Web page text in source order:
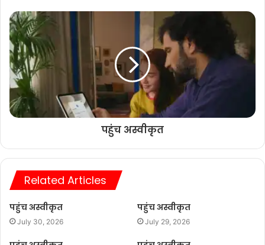
पहुंच अस्वीकृत
Related Articles
पहुंच अस्वीकृत
July 30, 2026
पहुंच अस्वीकृत
July 29, 2026